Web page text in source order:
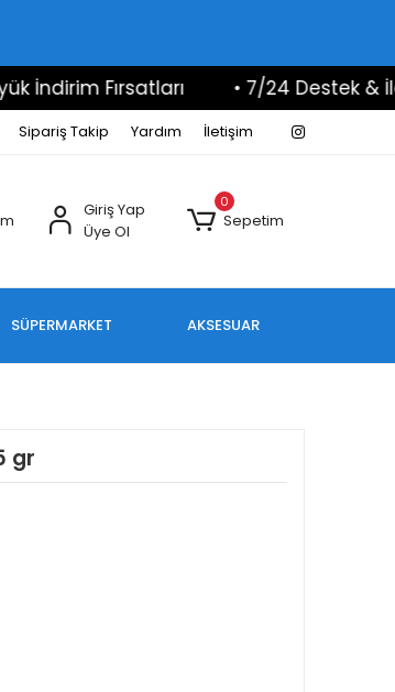
Fırsatları • 7/24 Destek &
Sipariş Takip Yardım İletişim
Giriş Yap
Üye Ol
0
Sepetim
SÜPERMARKET AKSESUAR
gr